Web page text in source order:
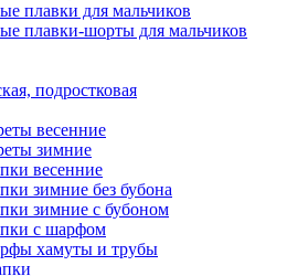
плавки для мальчиков
плавки-шорты для мальчиков
подростковая
весенние
зимние
весенние
зимние без бубона
зимние с бубоном
с шарфом
хамуты и трубы